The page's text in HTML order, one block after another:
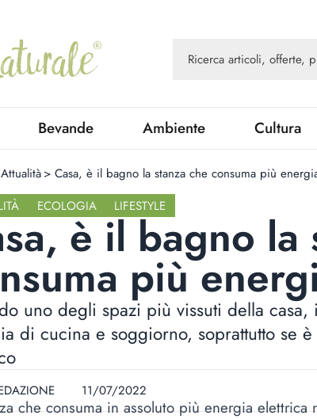
Bevande Ambiente Cultura
Attualità > Casa, è il bagno la stanza che consuma più
ECOLOGIA LIFESTYLE
è il bagno la
più
uno degli spazi più vissuti della
di cucina e soggiorno, soprattutto se
11/07/2022
che consuma in assoluto più energia